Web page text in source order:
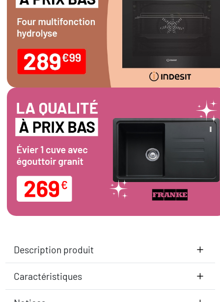
Description produit
Caractéristiques